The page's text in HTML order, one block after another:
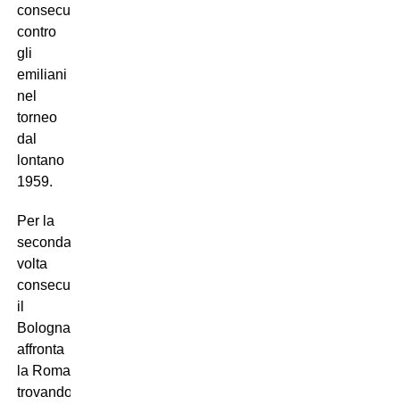
consecutivi
contro
gli
emiliani
nel
torneo
dal
lontano
1959.
Per la
seconda
volta
consecutiva
il
Bologna
affronta
la Roma
trovandosi